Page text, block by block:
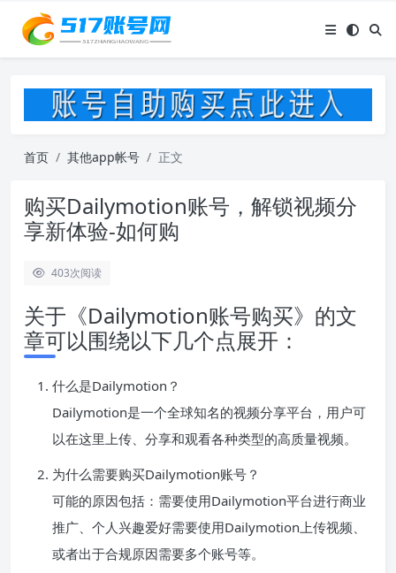
首页 其他app帐号 正文
购买Dailymotion账号，解锁视频分
享新体验-如何购
403次阅读
关于《Dailymotion账号购买》的文
章可以围绕以下几个点展开：
什么是Dailymotion？
Dailymotion是一个全球知名的视频分享平台，用户可
以在这里上传、分享和观看各种类型的高质量视频。
为什么需要购买Dailymotion账号？
可能的原因包括：需要使用Dailymotion平台进行商业
推广、个人兴趣爱好需要使用Dailymotion上传视频、
或者出于合规原因需要多个账号等。